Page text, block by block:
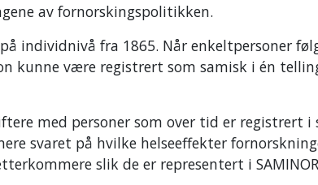
av fornorskingspolitikken.
individnivå fra 1865. Når enkeltpersoner
kunne være registrert som samisk i én
med personer som over tid er registrert i
svaret på hvilke helseeffekter
slik de er representert i